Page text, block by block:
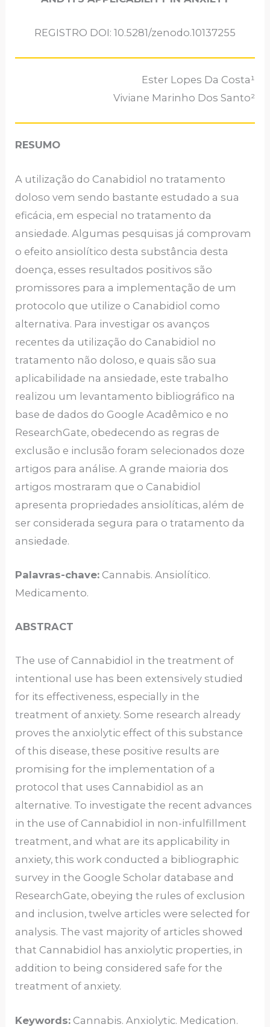
REGISTRO DOI: 10.5281/zenodo.10137255
Ester Lopes Da Costa¹
Viviane Marinho Dos Santo²
RESUMO
A utilização do Canabidiol no tratamento
doloso vem sendo bastante estudado a sua
eficácia, em especial no tratamento da
ansiedade. Algumas pesquisas já comprovam
o efeito ansiolítico desta substância desta
doença, esses resultados positivos são
promissores para a implementação de um
protocolo que utilize o Canabidiol como
alternativa. Para investigar os avanços
recentes da utilização do Canabidiol no
tratamento não doloso, e quais são sua
aplicabilidade na ansiedade, este trabalho
realizou um levantamento bibliográfico na
base de dados do Google Acadêmico e no
ResearchGate, obedecendo as regras de
exclusão e inclusão foram selecionados doze
artigos para análise. A grande maioria dos
artigos mostraram que o Canabidiol
apresenta propriedades ansiolíticas, além de
ser considerada segura para o tratamento da
ansiedade.
Palavras-chave: Cannabis. Ansiolítico.
Medicamento.
ABSTRACT
The use of Cannabidiol in the treatment of
intentional use has been extensively studied
for its effectiveness, especially in the
treatment of anxiety. Some research already
proves the anxiolytic effect of this substance
of this disease, these positive results are
promising for the implementation of a
protocol that uses Cannabidiol as an
alternative. To investigate the recent advances
in the use of Cannabidiol in non-infulfillment
treatment, and what are its applicability in
anxiety, this work conducted a bibliographic
survey in the Google Scholar database and
ResearchGate, obeying the rules of exclusion
and inclusion, twelve articles were selected for
analysis. The vast majority of articles showed
that Cannabidiol has anxiolytic properties, in
addition to being considered safe for the
treatment of anxiety.
Keywords: Cannabis. Anxiolytic. Medication.